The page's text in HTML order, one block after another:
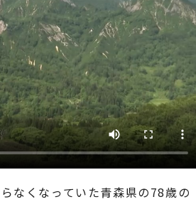
なくなっていた青森県の78歳の